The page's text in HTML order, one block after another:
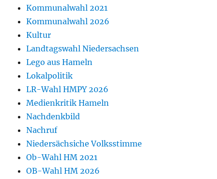
Kommunalwahl 2021
Kommunalwahl 2026
Kultur
Landtagswahl Niedersachsen
Lego aus Hameln
Lokalpolitik
LR-Wahl HMPY 2026
Medienkritik Hameln
Nachdenkbild
Nachruf
Niedersächsiche Volksstimme
Ob-Wahl HM 2021
OB-Wahl HM 2026